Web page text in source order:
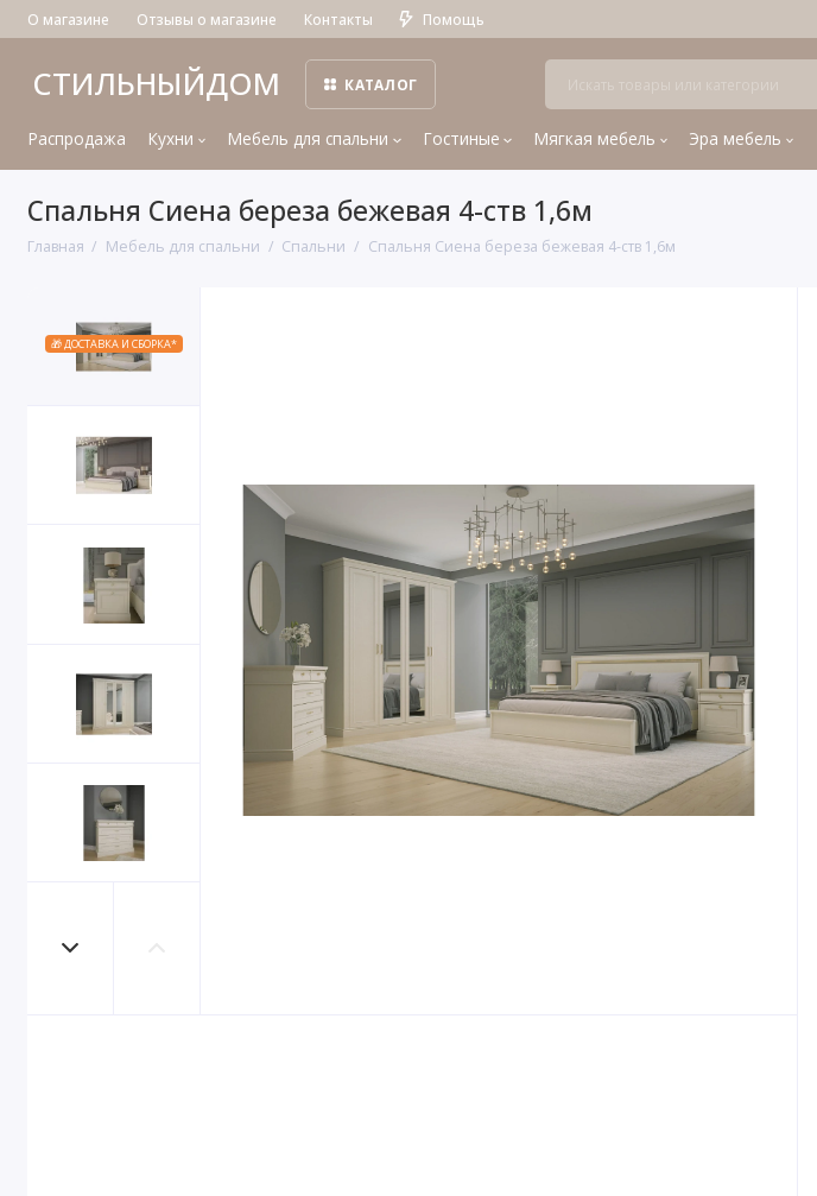
О магазине Отзывы о магазине Контакты Помощь
СТИЛЬНЫЙДОМ КАТАЛОГ
Распродажа Кухни Мебель для спальни Гостиные Мягкая мебель Эра мебель
Спальня Сиена береза бежевая 4-ств 1,6м
Главная Мебель для спальни Спальни Спальня Сиена береза бежевая 4-ств 1,6м
🎁 ДОСТАВКА И СБОРКА*